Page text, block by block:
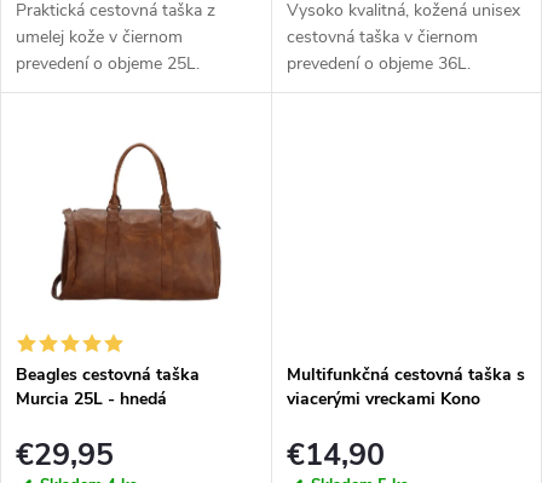
k
t
o
t
o
Praktická cestovná taška z
umelej kože v čiernom
prevedení o objeme 25L.
Vysoko kvalitná, kožená unisex
cestovná taška v čiernom
prevedení o objeme 36L.
Luxusná holandská
Beagles cestovná taška
Murcia 25L - hnedá
€29,95
Multifunkčná cestovná taška s
viacerými vreckami Kono
€14,90